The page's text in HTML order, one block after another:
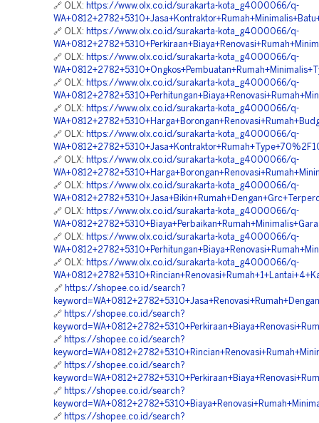
🔗 OLX: https://www.olx.co.id/surakarta-kota_g4000066/q-
🔗 OLX: https://www.olx.co.id/surakarta-kota_g4000066/q-
🔗 OLX: https://www.olx.co.id/surakarta-kota_g4000066/q-
🔗 OLX: https://www.olx.co.id/surakarta-kota_g4000066/q-
🔗 OLX: https://www.olx.co.id/surakarta-kota_g4000066/q-
🔗 OLX: https://www.olx.co.id/surakarta-kota_g4000066/q-
🔗 OLX: https://www.olx.co.id/surakarta-kota_g4000066/q-
🔗 OLX: https://www.olx.co.id/surakarta-kota_g4000066/q-
🔗 OLX: https://www.olx.co.id/surakarta-kota_g4000066/q-
🔗 OLX: https://www.olx.co.id/surakarta-kota_g4000066/q-
🔗 OLX: https://www.olx.co.id/surakarta-kota_g4000066/q-
🔗 https://shopee.co.id/search?
🔗 https://shopee.co.id/search?
🔗 https://shopee.co.id/search?
🔗 https://shopee.co.id/search?
🔗 https://shopee.co.id/search?
🔗 https://shopee.co.id/search?